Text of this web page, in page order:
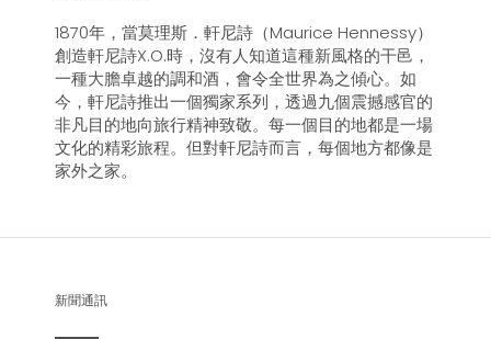
1870年，當莫理斯．軒尼詩（Maurice Hennessy）
創造軒尼詩X.O.時，沒有人知道這種新風格的干邑，
一種大膽卓越的調和酒，會令全世界為之傾心。如
今，軒尼詩推出一個獨家系列，透過九個震撼感官的
非凡目的地向旅行精神致敬。每一個目的地都是一場
文化的精彩旅程。但對軒尼詩而言，每個地方都像是
家外之家。
新聞通訊